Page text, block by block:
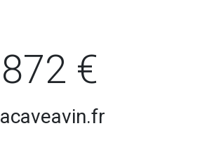
872 €
lacaveavin.fr